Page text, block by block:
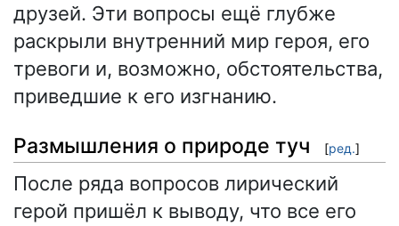
друзей. Эти вопросы ещё глубже
раскрыли внутренний мир героя, его
тревоги и, возможно, обстоятельства,
приведшие к его изгнанию.
Размышления о природе туч [ред.]
После ряда вопросов лирический
герой пришёл к выводу, что все его